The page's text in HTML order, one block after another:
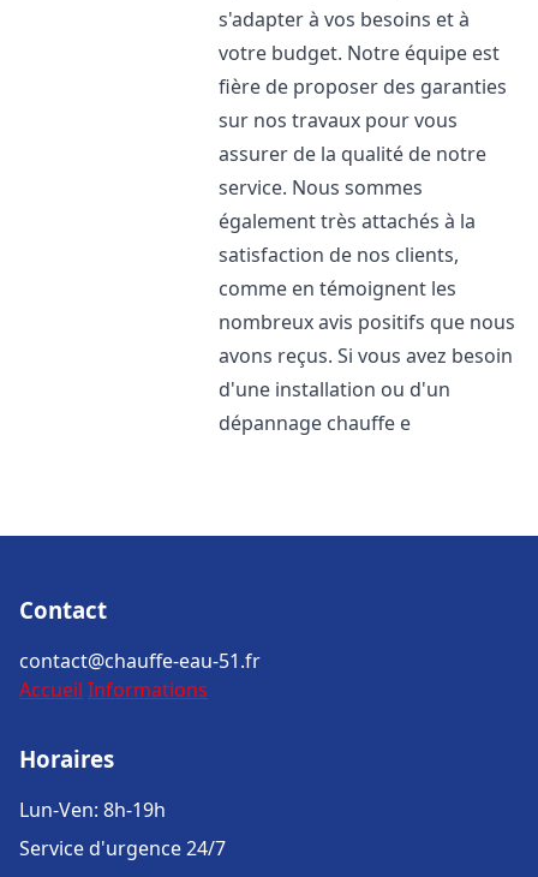
s'adapter à vos besoins et à
votre budget. Notre équipe est
fière de proposer des garanties
sur nos travaux pour vous
assurer de la qualité de notre
service. Nous sommes
également très attachés à la
satisfaction de nos clients,
comme en témoignent les
nombreux avis positifs que nous
avons reçus. Si vous avez besoin
d'une installation ou d'un
dépannage chauffe e
Contact
contact@chauffe-eau-51.fr
Accueil Informations
Horaires
Lun-Ven: 8h-19h
Service d'urgence 24/7